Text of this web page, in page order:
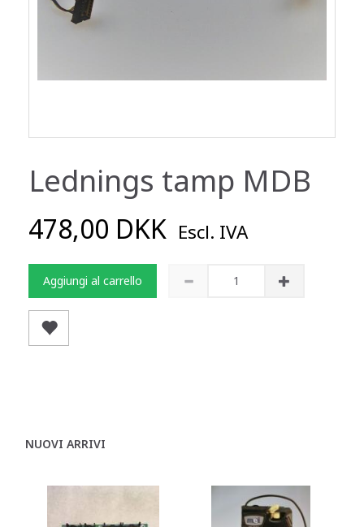
Lednings tamp MDB
478,00 DKK Escl. IVA
Aggiungi al carrello
NUOVI ARRIVI